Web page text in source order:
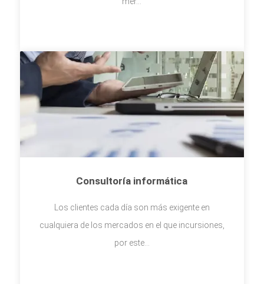
Consultoría informática
Los clientes cada día son más exigente en
cualquiera de los mercados en el que incursiones,
por este...